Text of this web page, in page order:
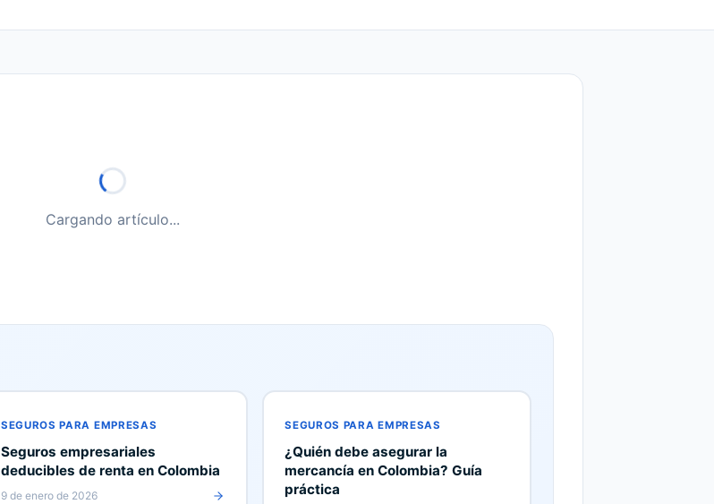
Cargando artículo...
SEGUROS PARA EMPRESAS
Seguros empresariales
deducibles de renta en Colombia
9 de enero de 2026
SEGUROS PARA EMPRESAS
¿Quién debe asegurar la
mercancía en Colombia? Guía
práctica